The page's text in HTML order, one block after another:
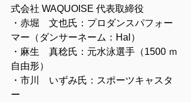
式会社 WAQUOISE 代表取締役
・赤堀　文也氏：プロダンスパフォー
マー（ダンサーネーム：Hal）
・麻生　真稔氏：元水泳選手（1500 ｍ
自由形）
・市川　いずみ氏：スポーツキャスタ
ー